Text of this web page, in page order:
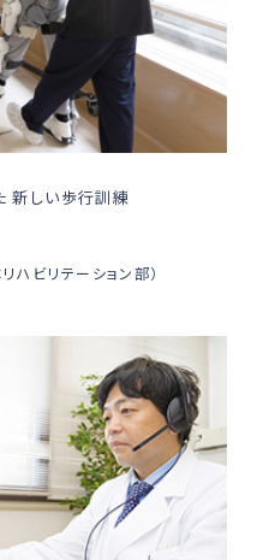
新しい歩行訓練
ハビリテーション部）